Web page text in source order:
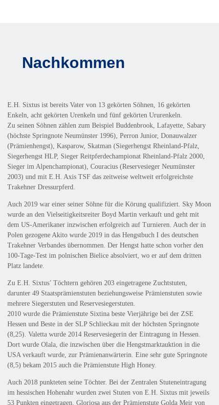
Nachkommen
E.H. Sixtus ist bereits Vater von 13 gekörten Söhnen, 16 gekörten
Enkeln, acht gekörten Urenkeln und fünf gekörten Ururenkeln.
Zu seinen Söhnen zählen zum Beispiel Buddenbrook, Lafayette, Sabary
(höchste Springnote Neumünster 1996), Perron Junior, Donauwalzer
(Prämienhengst), Kasparow, Skatman (Siegerhengst Rheinland-Pfalz,
Siegerhengst HLP, Sieger Reitpferdechampionat Rheinland-Pfalz 2000,
Sieger im Alpenchampionat), Couracius (Reservesieger Neumünster
2003) und mit E.H. Axis TSF das zeitweise weltweit erfolgreichste
Trakehner Dressurpferd.
Auch 2019 war einer seiner Söhne für die Körung qualifiziert. Sky Moon
wurde an den Vielseitigkeitsreiter Boyd Martin verkauft und geht mit
dem US-Amerikaner inzwischen erfolgreich auf Turnieren. Auch der in
Polen gezogene Akito wurde 2019 in das Hengstbuch I des deutschen
Trakehner Verbandes übernommen. Der Hengst hatte schon vorher den
100-Tage-Test im polnischen Bielice absolviert, wo er auf dem dritten
Platz landete.
Zu E.H. Sixtus’ Töchtern gehören 203 eingetragene Zuchtstuten,
darunter 49 Staatsprämienstuten beziehungsweise Prämienstuten sowie
mehrere Siegerstuten und Reservesiegerstuten.
2010 wurde die Prämienstute Sixtina beste Vierjährige bei der ZSE
Hessen und Beste in der SLP Schlieckau mit der höchsten Springnote
(8,25). Valetta wurde 2014 Reservesiegerin der Eintragung in Hessen.
Dort wurde Olala, die inzwischen über die Hengstmarktauktion in die
USA verkauft wurde, zur Prämienanwärterin. Eine sehr gute Springnote
(8,5) bekam 2015 auch die Prämienstute High Honey.
Auch 2018 punkteten seine Töchter. Bei der Zentralen Stuteneintragung
im hessischen Hohenahr wurden zwei Stuten von E.H. Sixtus mit jeweils
53 Punkten eingetragen. Gloriosa aus der Prämienstute Golda Meir von